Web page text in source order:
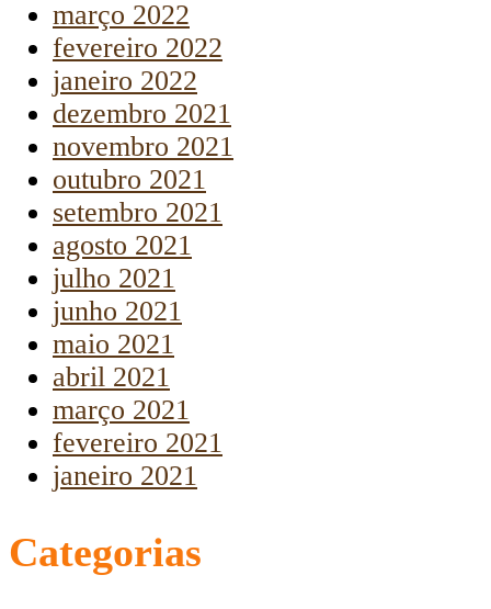
março 2022
fevereiro 2022
janeiro 2022
dezembro 2021
novembro 2021
outubro 2021
setembro 2021
agosto 2021
julho 2021
junho 2021
maio 2021
abril 2021
março 2021
fevereiro 2021
janeiro 2021
Categorias